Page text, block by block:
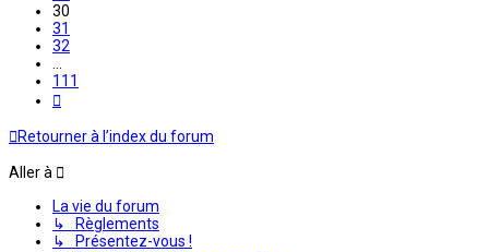
30
31
32
111
Retourner à l’index du forum
Aller à
La vie du forum
↳ Règlements
↳ Présentez-vous !